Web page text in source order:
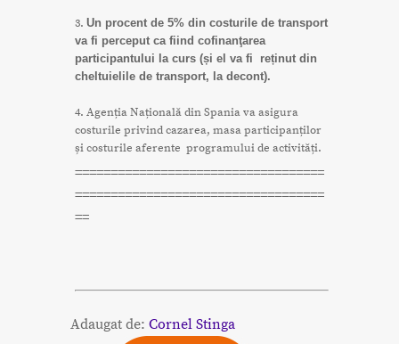
3. Un procent de 5% din costurile de transport
va fi perceput ca fiind cofinanţarea
participantului la curs (și el va fi reținut din
cheltuielile de transport, la decont).
4. Agenția Națională din Spania va asigura
costurile privind cazarea, masa participanților
și costurile aferente programului de activități.
===================================
===================================
==
Adaugat de: Cornel Stinga